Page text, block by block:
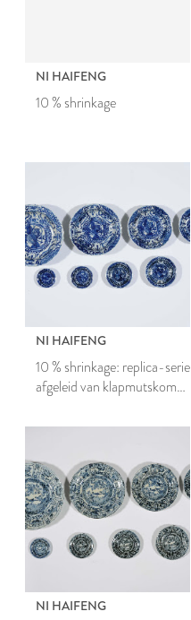
NI HAIFENG
10 % shrinkage
NI HAIFENG
10 % shrinkage: replica-serie
afgeleid van klapmutskom
NI HAIFENG